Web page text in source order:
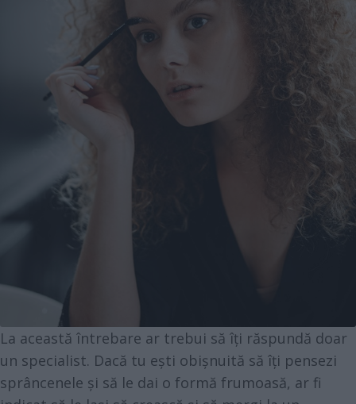
La această întrebare ar trebui să îți răspundă doar
un specialist. Dacă tu ești obișnuită să îți pensezi
sprâncenele și să le dai o formă frumoasă, ar fi